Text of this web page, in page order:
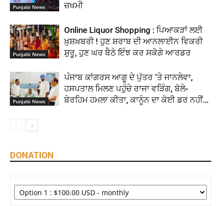
Punjabi News
ਜ਼ਖਮੀ
Punjabi News
Online Liquor Shopping : ਪਿਆਕੜਾਂ ਲਈ
ਖ਼ੁਸ਼ਖ਼ਬਰੀ ! ਹੁਣ ਸ਼ਰਾਬ ਦੀ ਆਨਲਾਈਨ ਵਿਕਰੀ
ਸ਼ੁਰੂ, ਹੁਣ ਘਰ ਬੈਠੇ ਇੰਝ ਕਰ ਸਕੋਗੇ ਆਰਡਰ
Punjabi News
ਪੰਜਾਬ ਕਾਂਗਰਸ ਆਗੂ ਦੇ ਪੁੱਤਰ ‘ਤੇ ਜਾਨਲੇਵਾ,
ਹਸਪਤਾਲ ਮਿਲਣ ਪਹੁੰਚੇ ਰਾਜਾ ਵੜਿੰਗ, ਬੋਲੇ-
ਬੇਰਹਿਮ ਹਮਲਾ ਕੀਤਾ, ਕਾਨੂੰਨ ਦਾ ਕੋਈ ਡਰ ਨਹੀਂ…
DONATION